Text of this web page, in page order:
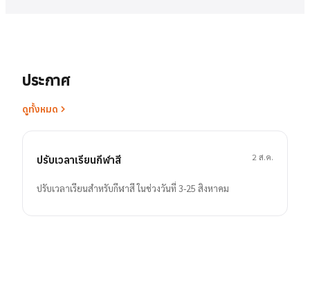
ประกาศ
ดูทั้งหมด
ปรับเวลาเรียนกีฬาสี
ปรับเวลาเรียนสำหรับกีฬาสี ในช่วงวันที่ 3-25 สิงหาคม
2 ส.ค.